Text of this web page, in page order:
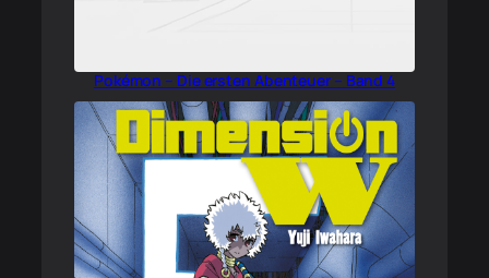
Pokémon – Die ersten Abenteuer – Band 4